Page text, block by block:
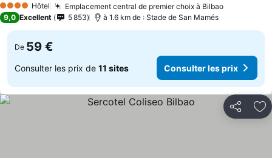
4 Étoiles Hôtel Emplacement central de premier choix à Bilbao
9,0 Excellent 5 853 à 1.6 km de : Stade de San Mamés
De 59 €
Consulter les prix de 11 sites Consulter les prix
Partager